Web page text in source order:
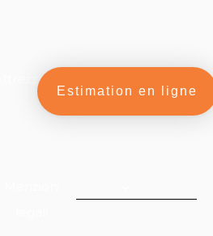
Attrezzatura
Estimation en ligne